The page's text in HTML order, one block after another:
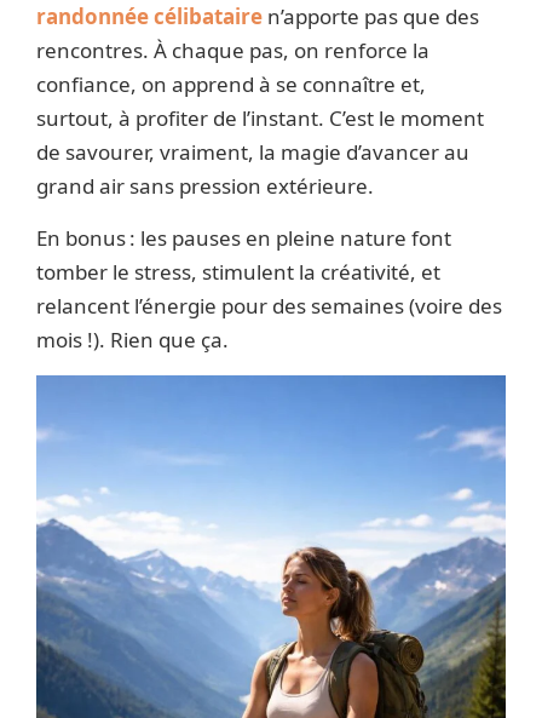
randonnée célibataire n’apporte pas que des
rencontres. À chaque pas, on renforce la
confiance, on apprend à se connaître et,
surtout, à profiter de l’instant. C’est le moment
de savourer, vraiment, la magie d’avancer au
grand air sans pression extérieure.
En bonus : les pauses en pleine nature font
tomber le stress, stimulent la créativité, et
relancent l’énergie pour des semaines (voire des
mois !). Rien que ça.